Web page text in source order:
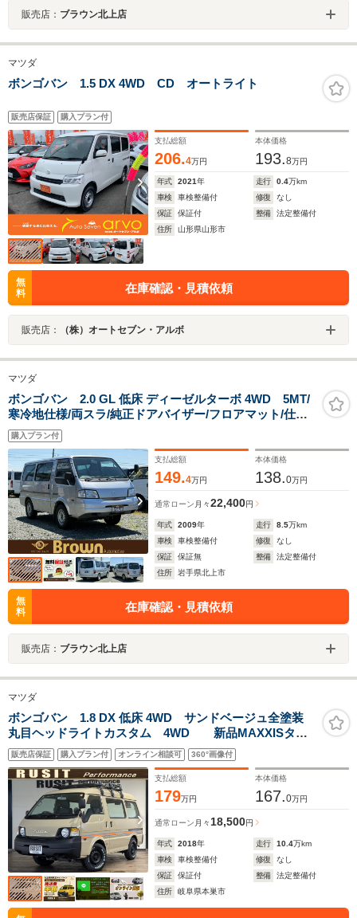
販売店： ブラウン北上店
マツダ
ボンゴバン 1.5 DX 4WD CD オートライト
販売店保証 購入プラン付
支払総額
206.4万円
本体価格
193.8万円
年式 2021年 走行 0.4万km
車検
車検整備付 修復
なし
保証
保証付 整備
法定整備付
住所
山形県山形市
無
料
在庫確認・見積依頼
販売店： （株）オートセブン・アルボ
マツダ
ボンゴバン 2.0 GL 低床 ディーゼルターボ 4WD 5MT/
寒冷地仕様/両スラ/純正ドアバイザー/フロアマット/仕切
りカーテン付属
購入プラン付
支払総額
149.4万円
本体価格
138.0万円
通常ローン 月々22,400円
年式 2009年 走行 8.5万km
車検
車検整備付 修復
なし
保証
保証無 整備
法定整備付
住所
岩手県北上市
無
料
在庫確認・見積依頼
販売店： ブラウン北上店
マツダ
ボンゴバン 1.8 DX 低床 4WD サンドベージュ全塗装
丸目ヘッドライトカスタム 4WD 新品MAXXISタイ
ヤ ホイールブラック塗装 ルーフラック 木目調フロ
アマット サイドデカール 社外ナビ ETC オリジナ
ルエンブレム
販売店保証 購入プラン付 オンライン相談可 360°画像付
支払総額
179万円
本体価格
167.0万円
通常ローン 月々18,500円
年式 2018年 走行 10.4万km
車検
車検整備付 修復
なし
保証
保証付 整備
法定整備付
住所
岐阜県本巣市